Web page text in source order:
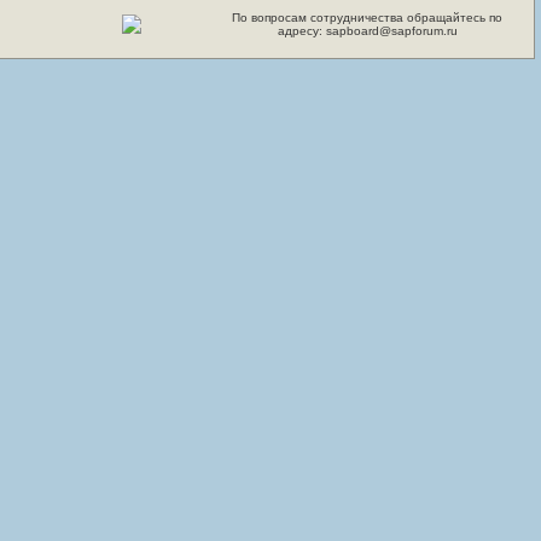
По вопросам сотрудничества обращайтесь по
адресу: sapboard@sapforum.ru